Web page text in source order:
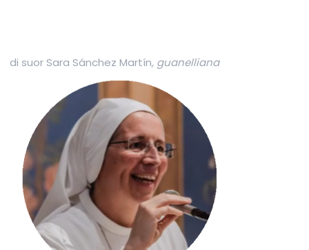
di suor Sara Sánchez Martín, guanelliana